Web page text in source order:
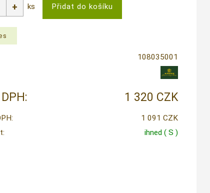
ks
108035001
1 320 CZK
1 091 CZK
ihned ( S )